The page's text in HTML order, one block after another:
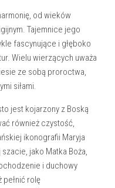
od wieków
‌Tajemnice jego
fascynujące i głęboko
Wielu wierzących uważa
ze sobą proroctwa,
siłami.
jest kojarzony⁣ z Boską
również czystość,
‍ikonografii Maryja
jako Matka Boża,
i duchowy
⁣rolę